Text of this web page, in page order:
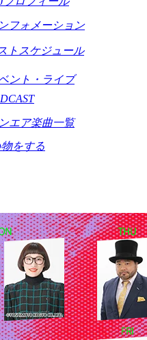
フォメーション
トスケジュール
ント・ライブ
エア楽曲一覧
物をする